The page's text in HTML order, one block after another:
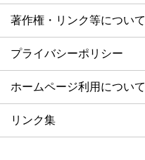
著作権・リンク等について
プライバシーポリシー
ホームページ利用について
リンク集